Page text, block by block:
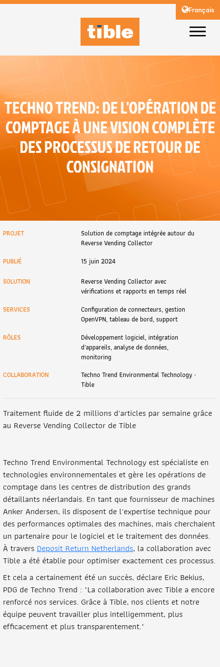
Français
TECHNO TREND: DE L'OPÉRATION DE
COMPTAGE À UNE VISION COMPLÈTE
DES PROCESSUS DE RETOUR DE
CONSIGNATION
PROJET
Solution de comptage intégrée autour du
Reverse Vending Collector
PUBLIÉ
15 juin 2024
SOLUTION
Reverse Vending Collector avec
vérifications et rapports en temps réel
SERVICES
Configuration de connecteurs, gestion
OpenVPN, tableau de bord, support
RÔLES
Développement logiciel, intégration
d'appareils, analyse de données,
monitoring
COLLABORATION
Techno Trend Environmental Technology ·
Tible
Traitement fluide de 2 millions d'articles par semaine grâce
au Reverse Vending Collector de Tible
Techno Trend Environmental Technology est spécialiste en
technologies environnementales et gère les opérations de
comptage dans les centres de distribution des grands
détaillants néerlandais. En tant que fournisseur de machines
Anker Andersen, ils disposent de l'expertise technique pour
des performances optimales des machines, mais cherchaient
un partenaire pour le logiciel et le traitement des données.
À traversDeposit Return Netherlands, la collaboration avec
Tible a été établie pour optimiser exactement ces processus.
Et cela a certainement été un succès, déclare Eric Bekius,
PDG de Techno Trend : "La collaboration avec Tible a encore
renforcé nos services. Grâce à Tible, nos clients et notre
équipe peuvent travailler plus intelligemment, plus
efficacement et plus transparentement."